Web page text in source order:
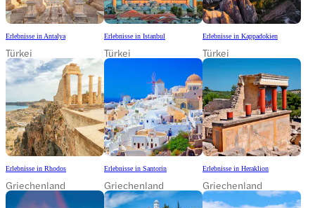
Erlebnisse in Antalya
Türkei
Erlebnisse in Istanbul
Türkei
Erlebnisse in Kappadokien
Türkei
Erlebnisse in Rhodos
Griechenland
Erlebnisse in Santorin
Griechenland
Erlebnisse in Heraklion
Griechenland